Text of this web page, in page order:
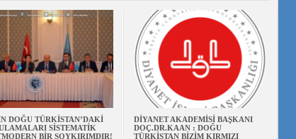
DOĞU TÜRKİSTAN’DAKİ
SİSTEMATİK
BİR SOYKIRIMDIR!
DİYANET AKADEMİSİ BAŞKANI
DOÇ.DR.KAAN : DOĞU
TÜRKİSTAN BİZİM KIRMIZI